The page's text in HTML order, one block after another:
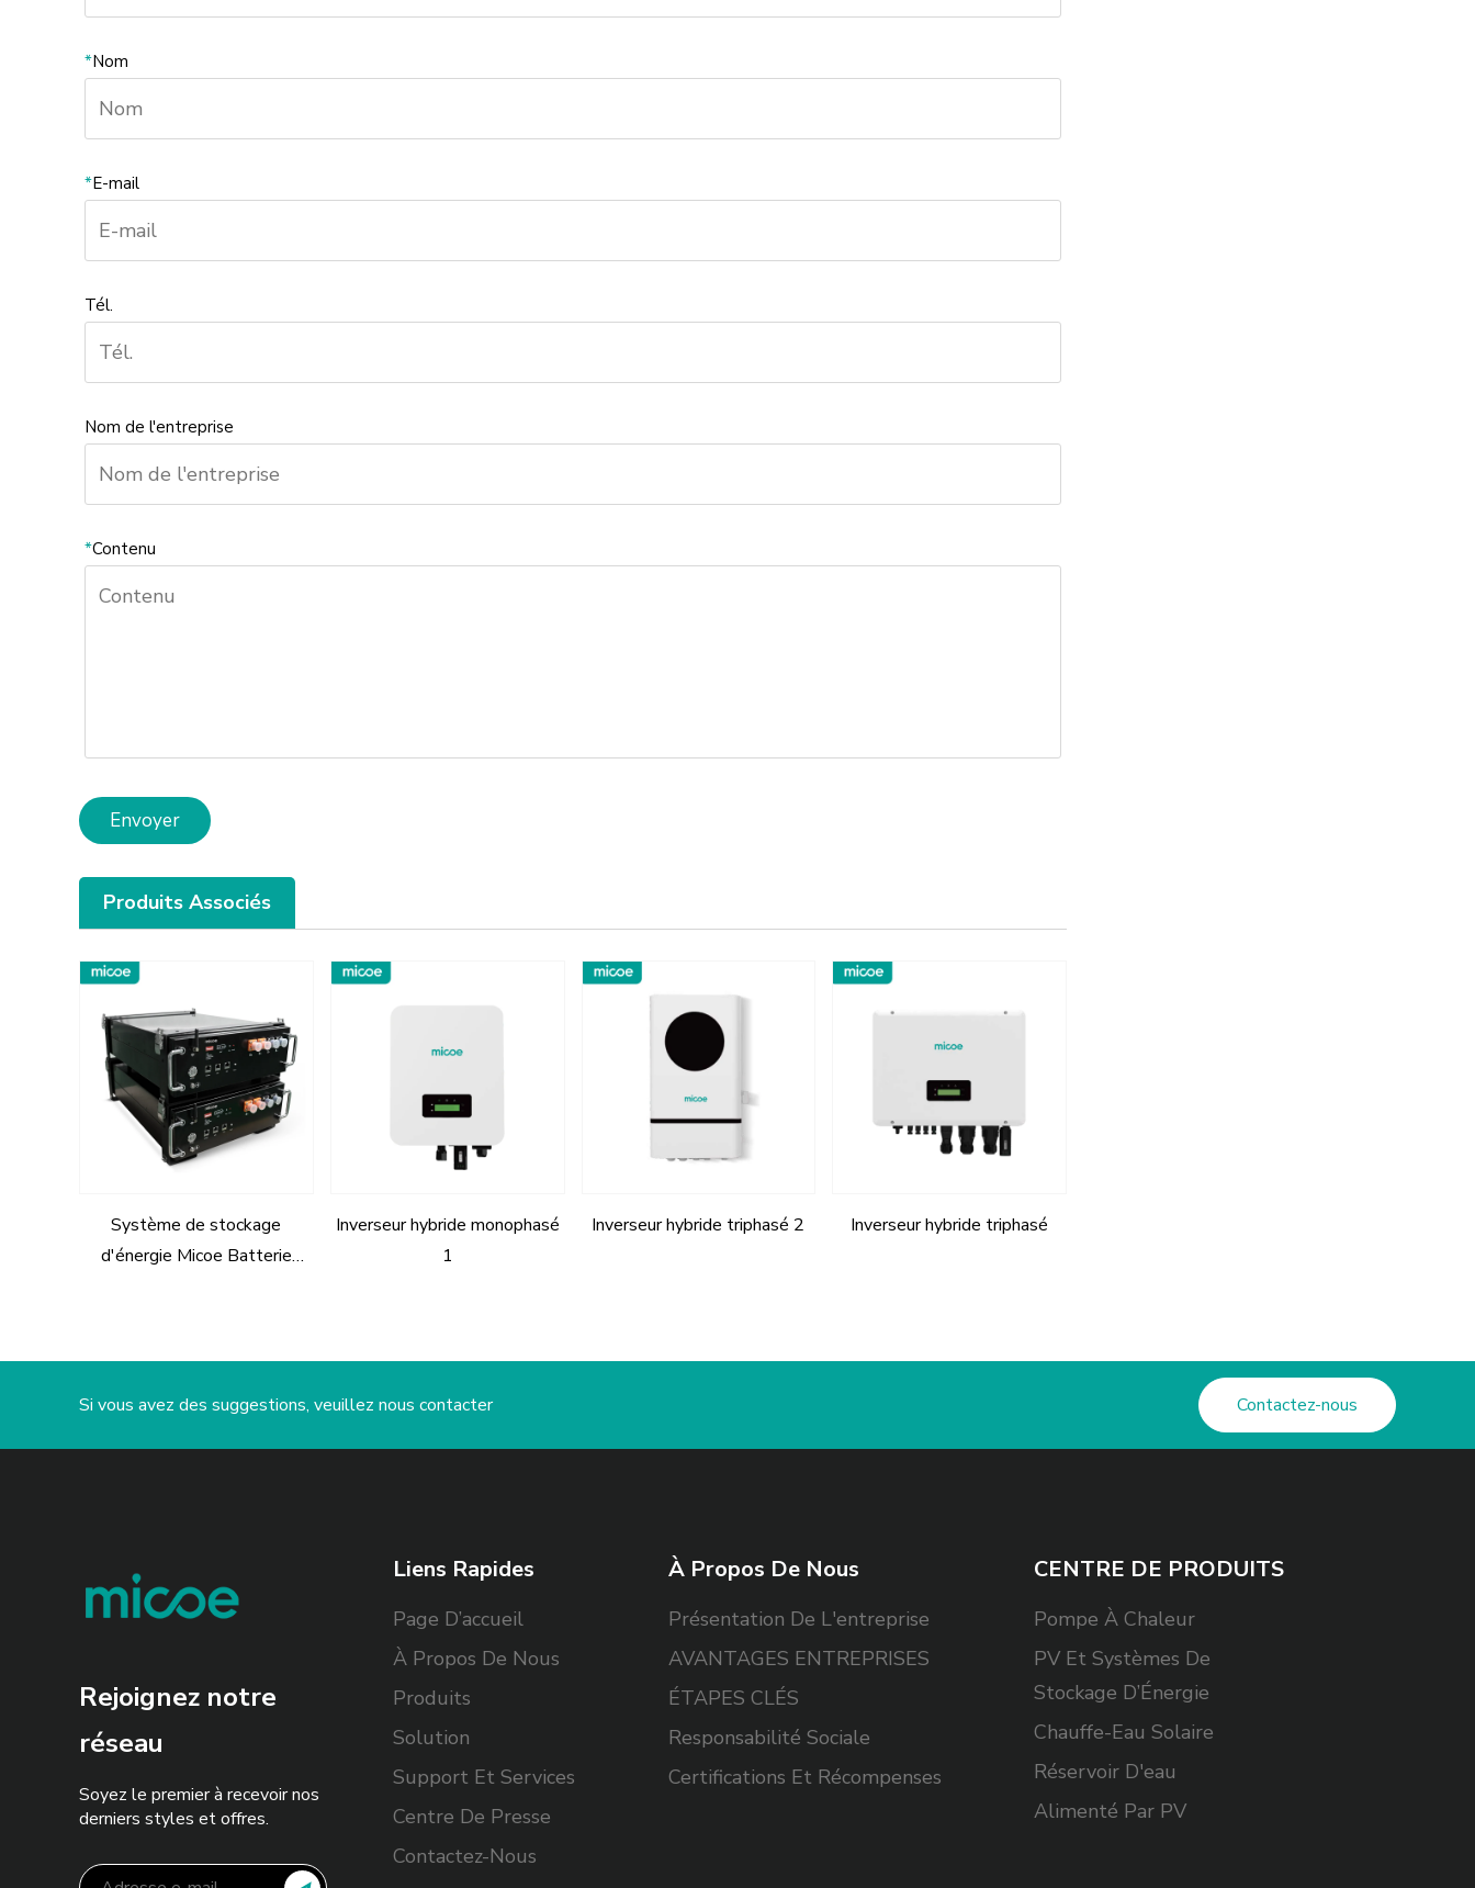
*Nom
*E-mail
Tél.
Nom de l'entreprise
*Contenu
Envoyer
Produits Associés
Système de stockage
d'énergie Micoe Batterie
Inverseur hybride monophasé
1
Inverseur hybride triphasé 2 Inverseur hybride triphasé
Si vous avez des suggestions, veuillez nous contacter Contactez-nous
Rejoignez notre
réseau
Soyez le premier à recevoir nos
derniers styles et offres.
Liens Rapides
Page D’accueil
À Propos De Nous
Produits
Solution
Support Et Services
Centre De Presse
Contactez-Nous
À Propos De Nous
Présentation De L'entreprise
AVANTAGES ENTREPRISES
ÉTAPES CLÉS
Responsabilité Sociale
Certifications Et Récompenses
CENTRE DE PRODUITS
Pompe À Chaleur
PV Et Systèmes De
Stockage D’Énergie
Chauffe-Eau Solaire
Réservoir D'eau
Alimenté Par PV